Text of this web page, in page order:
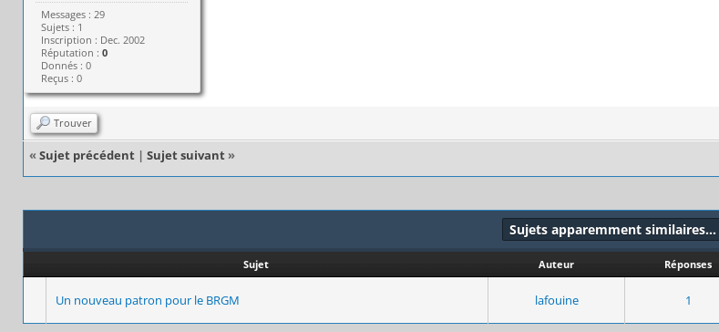
Messages : 29
Sujets : 1
Inscription : Dec. 2002
Réputation : 0
Donnés : 0
Reçus : 0
Trouver
« Sujet précédent | Sujet suivant »
Sujets apparemment similaires…
Sujet Auteur Réponses
Un nouveau patron pour le BRGM lafouine 1